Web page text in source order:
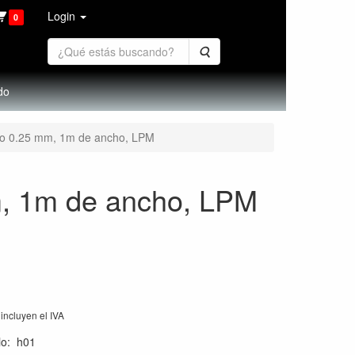
0 Login
Buscar
0.25 mm, 1m de ancho, LPM
1m de ancho, LPM
el IVA
: h01